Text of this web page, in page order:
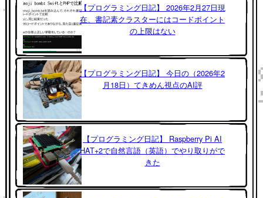
【プログラミング日記】 2026年2月27日現
在、書記素クラスターにはコードポイント
の上限はない
【プログラミング日記】 今日の（2026年2
月18日）てきめん視点のAI評
【プログラミング日記】 Raspberry Pi AI
HAT+2で自然言語（英語）でやり取りがで
きた